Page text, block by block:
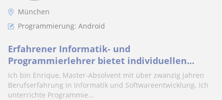
München
Programmierung: Android
Erfahrener Informatik- und
Programmierlehrer bietet individuellen
Unterricht in München und online
Ich bin Enrique, Master-Absolvent mit über zwanzig Jahren
Berufserfahrung in Informatik und Softwareentwicklung. Ich
unterrichte Programmie...